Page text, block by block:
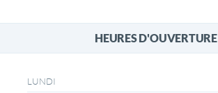
HEURES D'OUVERTURE
LUNDI